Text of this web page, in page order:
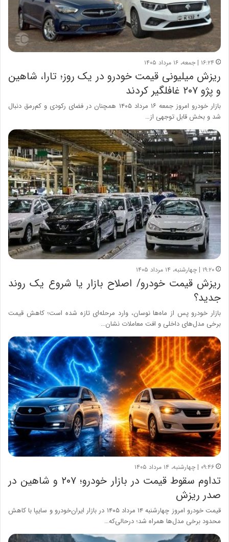
۱۶:۲۴ | جمعه، ۱۶ مرداد ۱۴۰۵
ریزش میلیونی قیمت خودرو در یک روز؛ تارا، شاهین
و پژو ۲۰۷ غافلگیر کردند
بازار خودرو امروز جمعه ۱۶ مرداد ۱۴۰۵ همچنان در فضای رکودی و کم‌رمق دنبال
شد و بخش قابل توجهی از…
۱۹:۲۰ | چهارشنبه، ۱۴ مرداد ۱۴۰۵
ریزش قیمت خودرو/ اصلاح بازار یا شروع یک روند
جدید؟
بازار خودرو پس از ماه‌ها نوسان، وارد مرحله‌ای تازه شده است؛ کاهش قیمت
برخی مدل‌های داخلی و افت معاملات نشان…
۰۹:۴۶ | چهارشنبه، ۱۴ مرداد ۱۴۰۵
تداوم سقوط قیمت در بازار خودرو؛ ۲۰۷ و شاهین در
صدر ریزش
قیمت خودرو امروز چهارشنبه ۱۴ مرداد ۱۴۰۵ در بازار ایران‌خودرو و سایپا با کاهش
محدود برخی مدل‌ها همراه شد؛ درحالی‌که…